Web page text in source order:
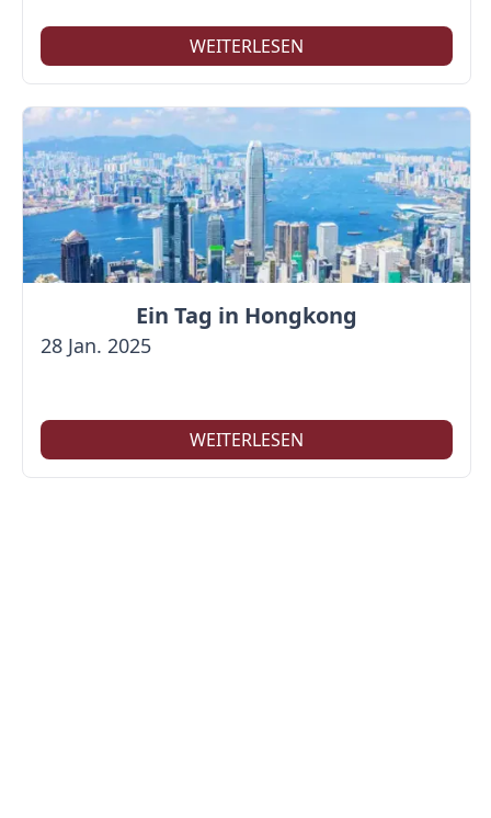
WEITERLESEN
Ein Tag in Hongkong
28 Jan. 2025
WEITERLESEN